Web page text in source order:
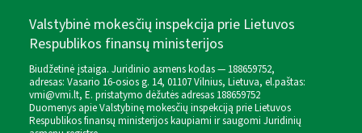
Valstybinė mokesčių inspekcija prie Lietuvos
Respublikos finansų ministerijos
Biudžetinė įstaiga. Juridinio asmens kodas — 188659752,
adresas: Vasario 16-osios g. 14, 01107 Vilnius, Lietuva, el.paštas:
vmi@vmi.lt, E. pristatymo dėžutės adresas 188659752
Duomenys apie Valstybinę mokesčių inspekciją prie Lietuvos
Respublikos finansų ministerijos kaupiami ir saugomi Juridinių